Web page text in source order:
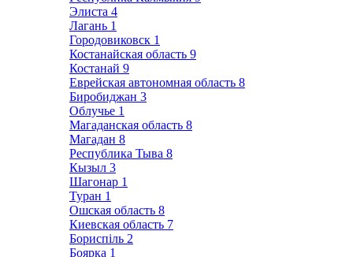
Элиста 4
Лагань 1
Городовиковск 1
Костанайская область 9
Костанай 9
Еврейская автономная область 8
Биробиджан 3
Облучье 1
Магаданская область 8
Магадан 8
Республика Тыва 8
Кызыл 3
Шагонар 1
Туран 1
Ошская область 8
Киевская область 7
Бориспіль 2
Боярка 1